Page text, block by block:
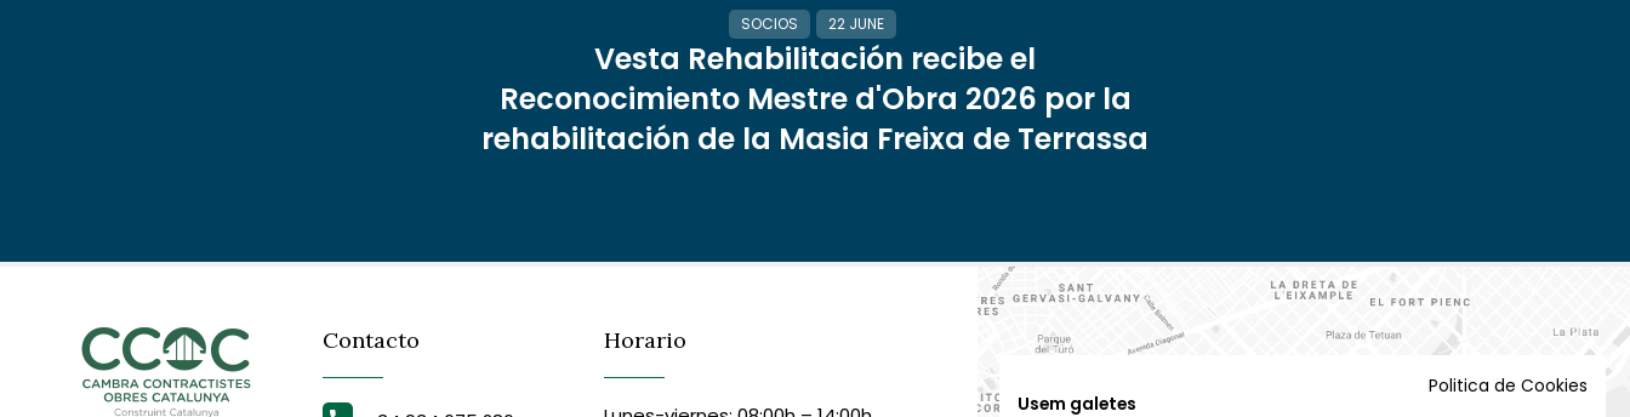
SOCIOS 22 JUNE
Vesta Rehabilitación recibe el
Reconocimiento Mestre d'Obra 2026 por la
rehabilitación de la Masia Freixa de Terrassa
Contacto Horario
Politica de Cookies
Usem galetes